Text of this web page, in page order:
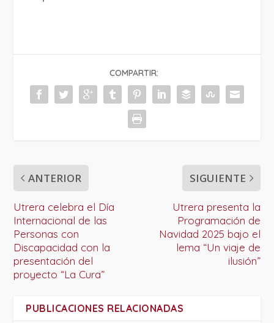
COMPARTIR:
ANTERIOR
Utrera celebra el Día
Internacional de las
Personas con
Discapacidad con la
presentación del
proyecto “La Cura”
SIGUIENTE
Utrera presenta la
Programación de
Navidad 2025 bajo el
lema “Un viaje de
ilusión”
PUBLICACIONES RELACIONADAS